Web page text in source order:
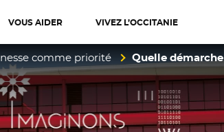
VOUS AIDER VIVEZ L’OCCITANIE
comme priorité Quelle